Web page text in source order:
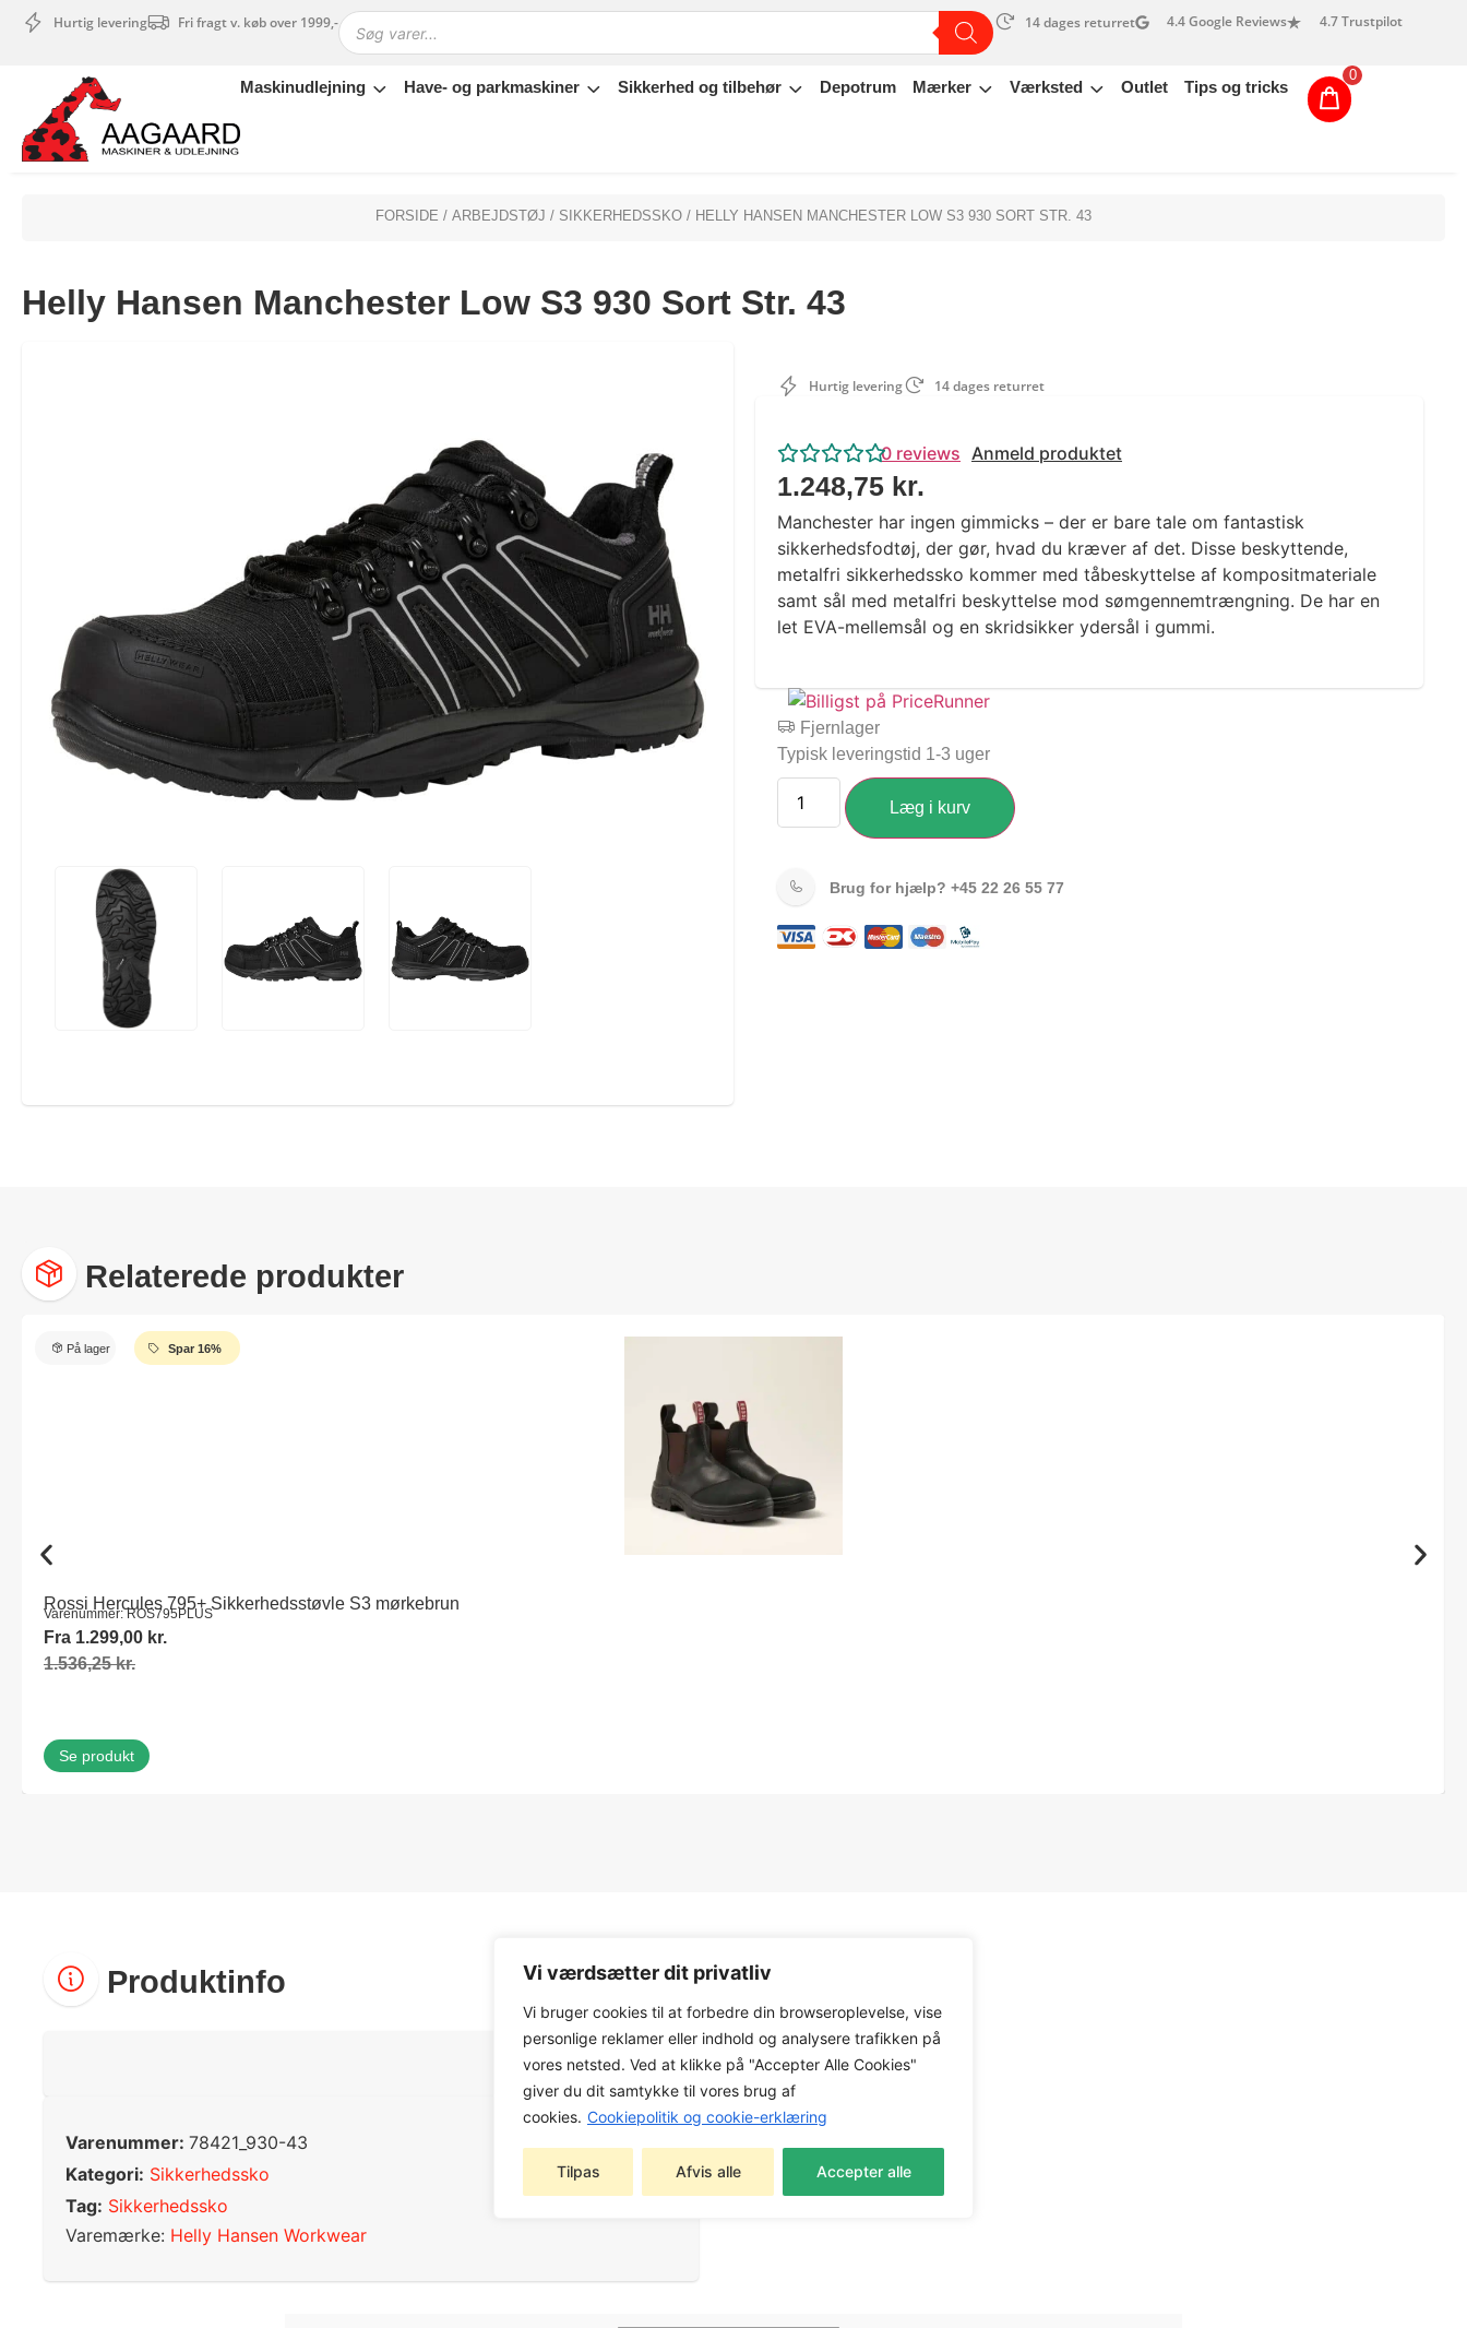
Vi værdsætter dit privatliv
Vi bruger cookies til at forbedre din browseroplevelse, vise
personlige reklamer eller indhold og analysere trafikken på
vores netsted. Ved at klikke på "Accepter Alle Cookies"
giver du dit samtykke til vores brug af
cookies. Cookiepolitik og cookie-erklæring
Tilpas Afvis alle Accepter alle
Hurtig levering Fri fragt v. køb over 1999,- 14 dages returret 4.4 Google Reviews 4.7 Trustpilot
Maskinudlejning Have- og parkmaskiner Sikkerhed og tilbehør Depotrum Mærker Værksted Outlet Tips og tricks
0
Maskinudlejning
Have- og parkmaskiner
Sikkerhed og tilbehør
Outlet
Tips og tricks
FORSIDE / ARBEJDSTØJ / SIKKERHEDSSKO / HELLY HANSEN MANCHESTER LOW S3 930 SORT STR. 43
Helly Hansen Manchester Low S3 930 Sort Str. 43
Hurtig levering 14 dages returret
0 reviews Anmeld produktet
1.248,75 kr.
Manchester har ingen gimmicks – der er bare tale om fantastisk
sikkerhedsfodtøj, der gør, hvad du kræver af det. Disse beskyttende,
metalfri sikkerhedssko kommer med tåbeskyttelse af kompositmateriale
samt sål med metalfri beskyttelse mod sømgennemtrængning. De har en
let EVA-mellemsål og en skridsikker ydersål i gummi.
Fjernlager
Typisk leveringstid 1-3 uger
Læg i kurv
Brug for hjælp? +45 22 26 55 77
Relaterede produkter
På lager Spar 16%
Rossi Hercules 795+ Sikkerhedsstøvle S3 mørkebrun
Varenummer: ROS795PLUS
Fra 1.299,00 kr.
1.536,25kr.
Se produkt
Produktinfo
Varenummer: 78421_930-43
Kategori: Sikkerhedssko
Tag: Sikkerhedssko
Varemærke: Helly Hansen Workwear